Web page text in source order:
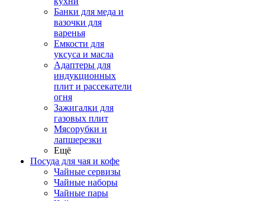
Банки для меда и
вазочки для
варенья
Емкости для
уксуса и масла
Адаптеры для
индукционных
плит и рассекатели
огня
Зажигалки для
газовых плит
Мясорубки и
лапшерезки
Ещё
Посуда для чая и кофе
Чайные сервизы
Чайные наборы
Чайные пары